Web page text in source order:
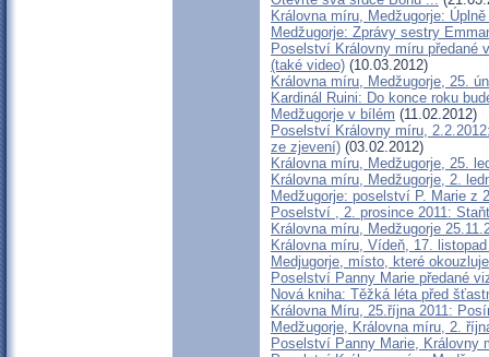
Královna míru, Medžugorje:
Medžugorje: Zprávy sestry
Poselství Královny míru předané
(také video) (10.03.2012)
Královna míru, Medžugorje, 25.
Kardinál Ruini: Do konce roku
Medžugorje v bílém (11.02.2012)
Poselství Královny míru,
ze zjevení) (03.02.2012)
Královna míru, Medžugorje, 25.
Královna míru, Medžugorje, 2.
Medžugorje: poselství P. Marie z
Poselství , 2. prosince 2011:
Královna míru, Medžugorje
Královna míru, Vídeň, 17.
Medjugorje, místo, které
Poselství Panny Marie předané
Nová kniha: Těžká léta před
Královna Míru, 25.října 2011:
Medžugorje, Královna míru, 2.
Poselství Panny Marie, Královny